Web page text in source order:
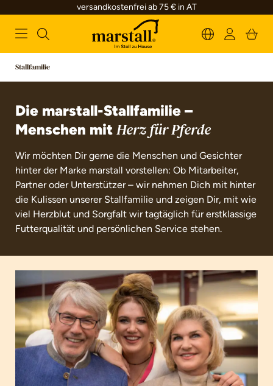
springen
versandkostenfrei ab 75 € in AT
Stallfamilie
Die marstall-Stallfamilie –
Menschen mit Herz für Pferde
Wir möchten Dir gerne die Menschen und Gesichter
hinter der Marke marstall vorstellen: Ob Mitarbeiter,
Partner oder Unterstützer – wir nehmen Dich mit hinter
die Kulissen unserer Stallfamilie und zeigen Dir, mit wie
viel Herzblut und Sorgfalt wir tagtäglich für erstklassige
Futterqualität und persönlichen Service stehen.